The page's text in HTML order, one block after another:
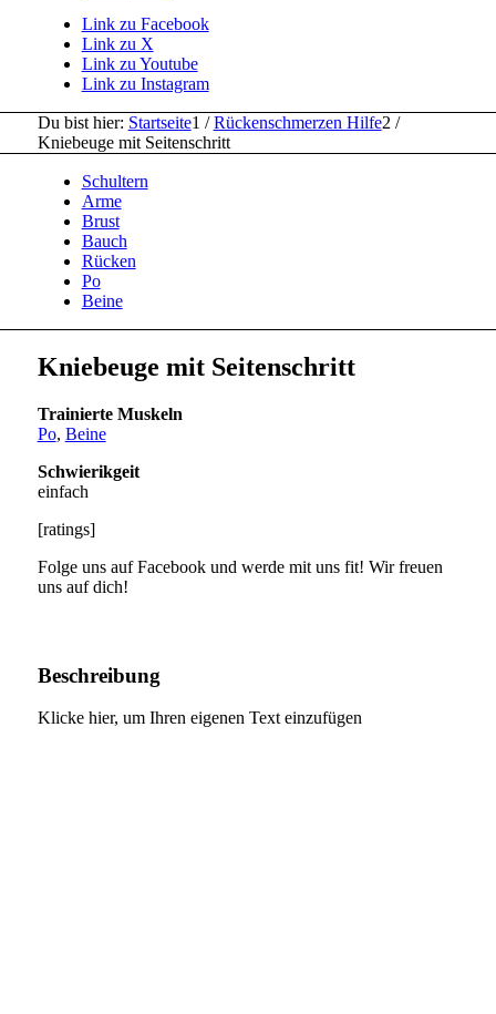
Link zu Facebook
Link zu X
Link zu Youtube
Link zu Instagram
Du bist hier: Startseite1 / Rückenschmerzen Hilfe2 /
Kniebeuge mit Seitenschritt
Schultern
Arme
Brust
Bauch
Rücken
Po
Beine
Kniebeuge mit Seitenschritt
Trainierte Muskeln
Po, Beine
Schwierikgeit
einfach
[ratings]
Folge uns auf Facebook und werde mit uns fit! Wir freuen
uns auf dich!
Beschreibung
Klicke hier, um Ihren eigenen Text einzufügen